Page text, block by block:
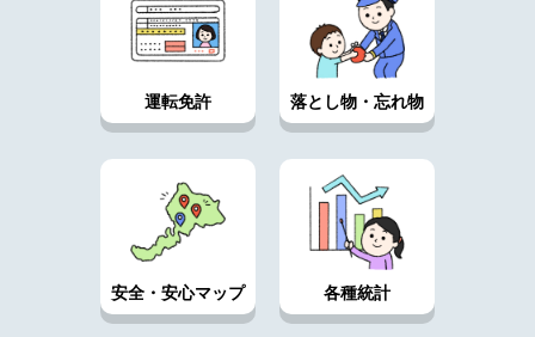
運転免許 落とし物・忘れ物
安全・安心マップ 各種統計